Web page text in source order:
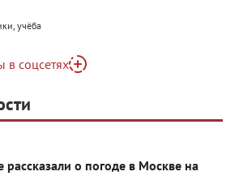
учёба
в соцсетях
Дзен
рассказали о погоде в Москве на